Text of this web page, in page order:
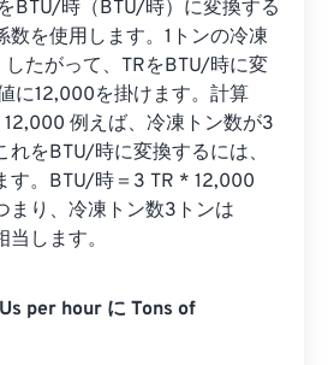
BTU/時（BTU/時）に変換する
数を使用します。1トンの冷凍
たがって、TRをBTU/時に変
に12,000を掛けます。計算
例えば、冷凍トン数が3
れをBTU/時に変換するには、
す。BTU/時＝3 TR * 12,000
り、冷凍トン数3トンは
します。
per hour に Tons of